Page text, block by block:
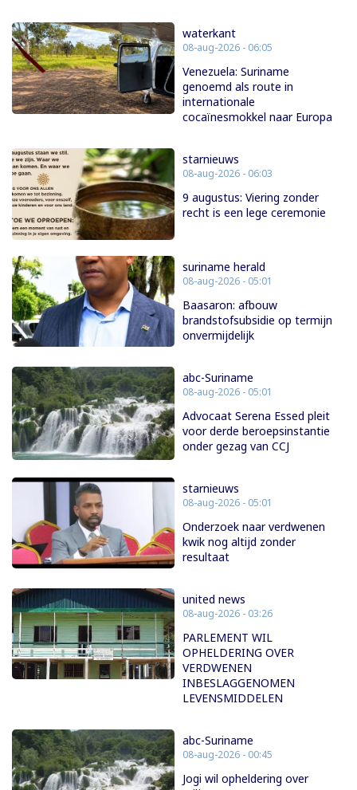
waterkant
08-aug-2026 - 06:05
Venezuela: Suriname
genoemd als route in
internationale
cocaïnesmokkel naar Europa
starnieuws
08-aug-2026 - 06:03
9 augustus: Viering zonder
recht is een lege ceremonie
suriname herald
08-aug-2026 - 05:01
Baasaron: afbouw
brandstofsubsidie op termijn
onvermijdelijk
abc-Suriname
08-aug-2026 - 05:01
Advocaat Serena Essed pleit
voor derde beroepsinstantie
onder gezag van CCJ
starnieuws
08-aug-2026 - 05:01
Onderzoek naar verdwenen
kwik nog altijd zonder
resultaat
united news
08-aug-2026 - 03:26
PARLEMENT WIL
OPHELDERING OVER
VERDWENEN
INBESLAGGENOMEN
LEVENSMIDDELEN
abc-Suriname
08-aug-2026 - 00:45
Jogi wil opheldering over